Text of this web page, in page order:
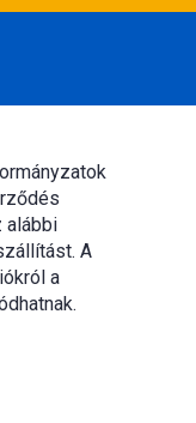
alábbi
A
a